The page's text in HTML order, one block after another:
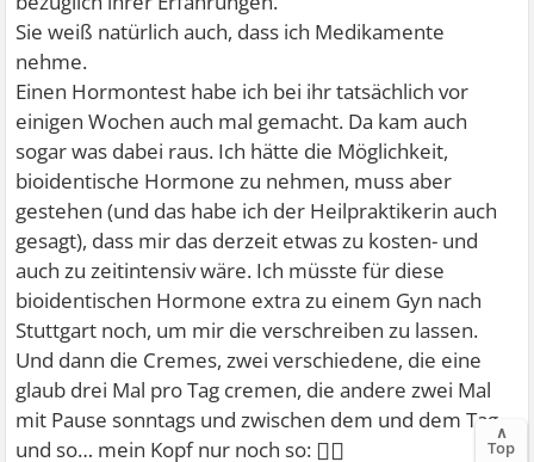
Sie weiß natürlich auch, dass ich Medikamente
nehme.
Einen Hormontest habe ich bei ihr tatsächlich vor
einigen Wochen auch mal gemacht. Da kam auch
sogar was dabei raus. Ich hätte die Möglichkeit,
bioidentische Hormone zu nehmen, muss aber
gestehen (und das habe ich der Heilpraktikerin auch
gesagt), dass mir das derzeit etwas zu kosten- und
auch zu zeitintensiv wäre. Ich müsste für diese
bioidentischen Hormone extra zu einem Gyn nach
Stuttgart noch, um mir die verschreiben zu lassen.
Und dann die Cremes, zwei verschiedene, die eine
glaub drei Mal pro Tag cremen, die andere zwei Mal
mit Pause sonntags und zwischen dem und dem Tag
und so… mein Kopf nur noch so: 😵‍💫
∧
Top